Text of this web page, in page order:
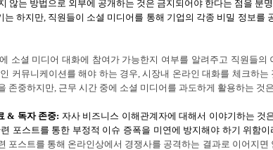
않는 방법으로 외부에 공개하는 것은 금지되어야 한다는 점을 분
는 하지만, 직원들이 소셜 미디어를 통해 기업의 각종 비밀 정보를
소셜 미디어 대화에 참여가 가능한지 여부를 알려주고 직원들의
커뮤니케이션를 해야 하는 경우 ,시장내 온라인 대화를 체크하는
존중하지만 근무 시간 중에 소셜 미디어를 과도하게 활용하는 것
& 독자 존중: 자사 비즈니스 이해관계자에 대해서 이야기하는 것
포스트를 통한 부정적 이슈 증폭을 미연에 방지해야 하기 위함
포스트를 통해 온라인상에서 경쟁사를 공격하는 결과로 이어지